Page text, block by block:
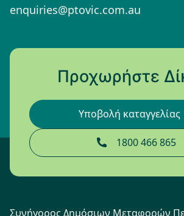
enquiries@ptovic.com.au
Προχωρήστε
Υποβολή καταγγελίας
1800 466 865
Συνήγορος Δημόσιων Μεταφορών